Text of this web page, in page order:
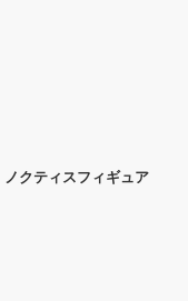
ノクティスフィギュア